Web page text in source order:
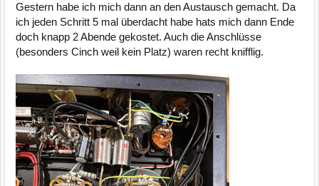
Gestern habe ich mich dann an den Austausch gemacht. Da
ich jeden Schritt 5 mal überdacht habe hats mich dann Ende
doch knapp 2 Abende gekostet. Auch die Anschlüsse
(besonders Cinch weil kein Platz) waren recht knifflig.